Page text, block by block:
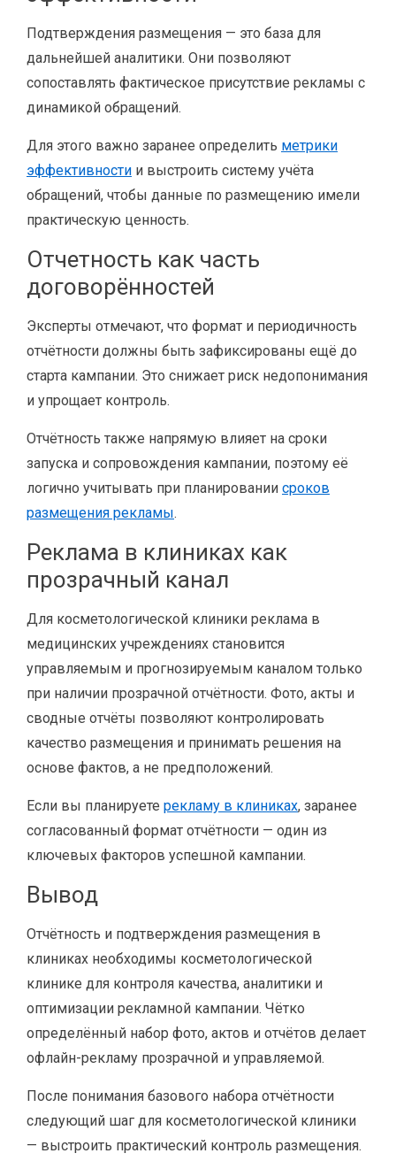
Подтверждения размещения — это база для
дальнейшей аналитики. Они позволяют
сопоставлять фактическое присутствие рекламы с
динамикой обращений.
Для этого важно заранее определить метрики
эффективности и выстроить систему учёта
обращений, чтобы данные по размещению имели
практическую ценность.
Отчетность как часть
договорённостей
Эксперты отмечают, что формат и периодичность
отчётности должны быть зафиксированы ещё до
старта кампании. Это снижает риск недопонимания
и упрощает контроль.
Отчётность также напрямую влияет на сроки
запуска и сопровождения кампании, поэтому её
логично учитывать при планировании сроков
размещения рекламы.
Реклама в клиниках как
прозрачный канал
Для косметологической клиники реклама в
медицинских учреждениях становится
управляемым и прогнозируемым каналом только
при наличии прозрачной отчётности. Фото, акты и
сводные отчёты позволяют контролировать
качество размещения и принимать решения на
основе фактов, а не предположений.
Если вы планируете рекламу в клиниках, заранее
согласованный формат отчётности — один из
ключевых факторов успешной кампании.
Вывод
Отчётность и подтверждения размещения в
клиниках необходимы косметологической
клинике для контроля качества, аналитики и
оптимизации рекламной кампании. Чётко
определённый набор фото, актов и отчётов делает
офлайн-рекламу прозрачной и управляемой.
После понимания базового набора отчётности
следующий шаг для косметологической клиники
— выстроить практический контроль размещения.